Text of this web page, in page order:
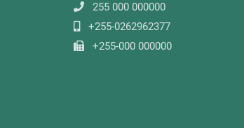
255 000 000000
+255-0262962377
+255-000 000000